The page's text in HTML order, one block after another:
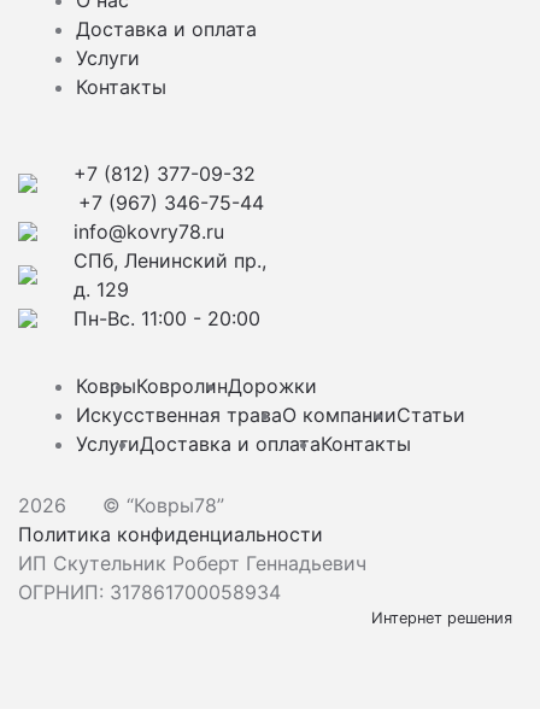
Доставка и оплата
Услуги
Контакты
+7 (812) 377-09-32
+7 (967) 346-75-44
info@kovry78.ru
СПб, Ленинский пр.,
д. 129
Пн-Вс. 11:00 - 20:00
КоврыКовролинДорожки
Искусственная траваО компанииСтатьи
УслугиДоставка и оплатаКонтакты
2026
© “Ковры78”
Политика конфиденциальности
ИП Скутельник Роберт Геннадьевич
ОГРНИП: 317861700058934
Интернет решения